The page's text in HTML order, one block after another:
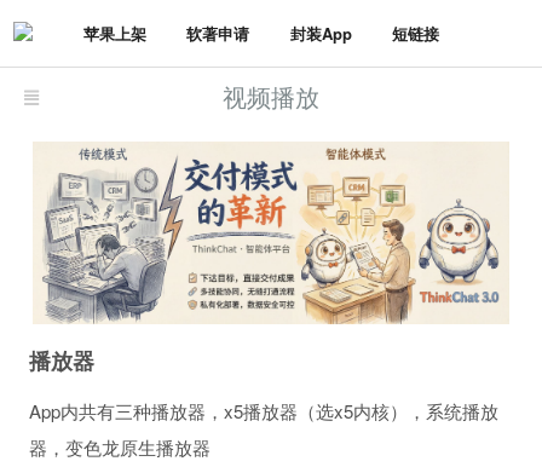
苹果上架 软著申请 封装App 短链接
视频播放
播放器
App内共有三种播放器，x5播放器（选x5内核），系统播放
器，变色龙原生播放器